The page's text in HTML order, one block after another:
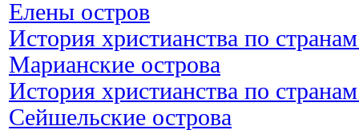
Елены остров
История христианства по
Марианские острова
История христианства по
Сейшельские острова